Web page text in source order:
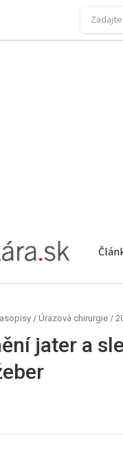
/ Úrazová chirurgie /
jater a